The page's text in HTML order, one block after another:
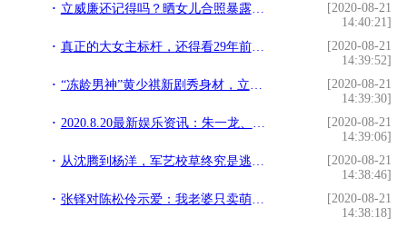
立威廉还记得吗？晒女儿合照暴露了豪宅，300平和李连杰是邻居
[2020-08-21
14:40:21]
真正的大女主标杆，还得看29年前的盐帮帮主程淮秀
[2020-08-21
14:39:52]
“冻龄男神”黄少祺新剧秀身材，立体腹肌超养眼
[2020-08-21
14:39:30]
2020.8.20最新娱乐资讯：朱一龙、古力娜扎、黄渤、宋茜
[2020-08-21
14:39:06]
从沈腾到杨洋，军艺校草终究是逃不过搞笑的宿命么？
[2020-08-21
14:38:46]
张铎对陈松伶示爱：我老婆只卖萌，她是我最爱的“肉松”
[2020-08-21
14:38:18]